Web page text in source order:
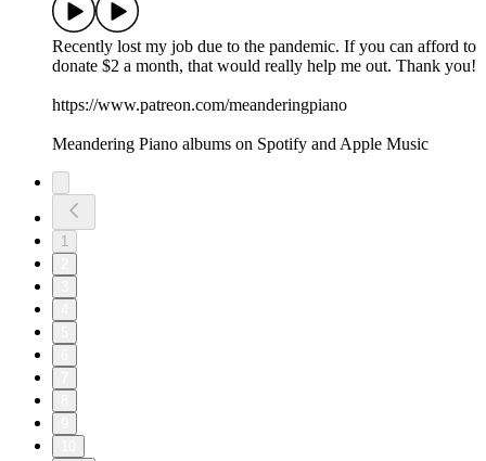
Recently lost my job due to the pandemic. If you can afford to
donate $2 a month, that would really help me out. Thank you!
https://www.patreon.com/meanderingpiano
Meandering Piano albums on Spotify and Apple Music
1